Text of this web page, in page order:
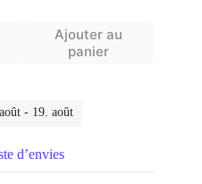
Ajouter au
panier
- 19. août
d’envies